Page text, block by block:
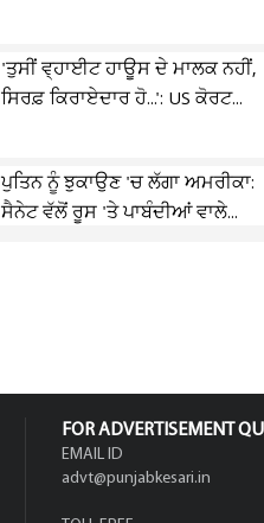
'ਤੁਸੀਂ ਵ੍ਹਾਈਟ ਹਾਊਸ ਦੇ ਮਾਲਕ ਨਹੀਂ,
ਸਿਰਫ਼ ਕਿਰਾਏਦਾਰ ਹੋ...': US ਕੋਰਟ...
ਪੁਤਿਨ ਨੂੰ ਝੁਕਾਉਣ 'ਚ ਲੱਗਾ ਅਮਰੀਕਾ:
ਸੈਨੇਟ ਵੱਲੋਂ ਰੂਸ 'ਤੇ ਪਾਬੰਦੀਆਂ ਵਾਲੇ...
FOR ADVERTISEMENT
EMAIL ID
advt@punjabkesari.in